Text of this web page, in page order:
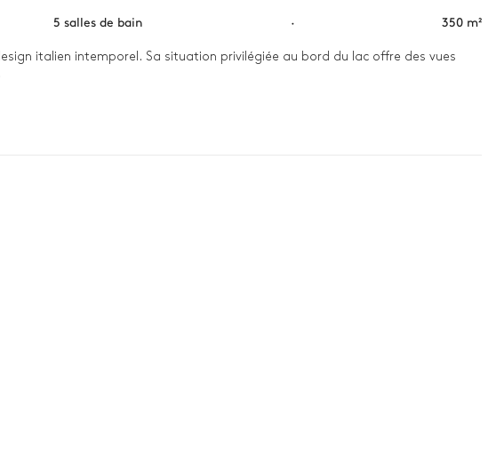
5 salles de bain · 350 m²
italien intemporel. Sa situation privilégiée au bord du lac offre des vues
aide à vous détendre, tandis que la salle de sport est l'endroit idéal pour